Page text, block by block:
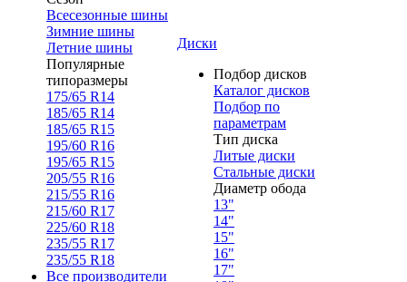
Всесезонные шины
Зимние шины
Летние шины
Популярные
типоразмеры
175/65 R14
185/65 R14
185/65 R15
195/60 R16
195/65 R15
205/55 R16
215/55 R16
215/60 R17
225/60 R18
235/55 R17
235/55 R18
Все производители
Диски
Подбор дисков
Каталог дисков
Подбор по
параметрам
Тип диска
Литые диски
Стальные диски
Диаметр обода
13"
14"
15"
16"
17"